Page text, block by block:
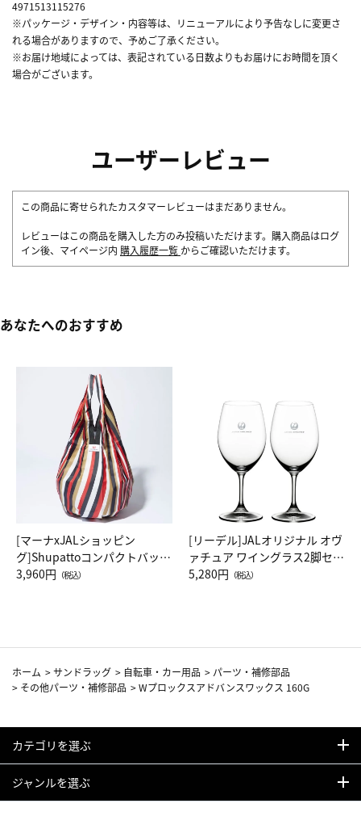
4971513115276
※パッケージ・デザイン・内容等は、リニューアルにより予告なしに変更さ
れる場合がありますので、予めご了承ください。
※お届け地域によっては、表記されている日数よりもお届けにお時間を頂く
場合がございます。
ユーザーレビュー
この商品に寄せられたカスタマーレビューはまだありません。
レビューはこの商品を購入した方のみ投稿いただけます。購入商品はログ
イン後、マイページ内 購入履歴一覧 からご確認いただけます。
あなたへのおすすめ
[マーナxJALショッピン
グ]Shupattoコンパクトバッグ
Drop JAL客室乗務員（LC）ス
3,960円 （税込）
[リーデル]JALオリジナル オヴ
ァチュア ワイングラス2脚セッ
ト（レッドワイン）
5,280円 （税込）
ホーム >サンドラッグ > 自転車・カー用品 > パーツ・補修部品
> その他パーツ・補修部品 >Wプロックスアドバンスワックス 160G
カテゴリを選ぶ
ジャンルを選ぶ